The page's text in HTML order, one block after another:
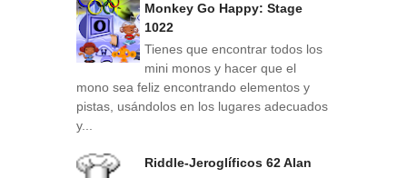
Monkey Go Happy: Stage
1022
Tienes que encontrar todos los
mini monos y hacer que el
mono sea feliz encontrando elementos y
pistas, usándolos en los lugares adecuados
y...
Riddle-Jeroglíficos 62 Alan